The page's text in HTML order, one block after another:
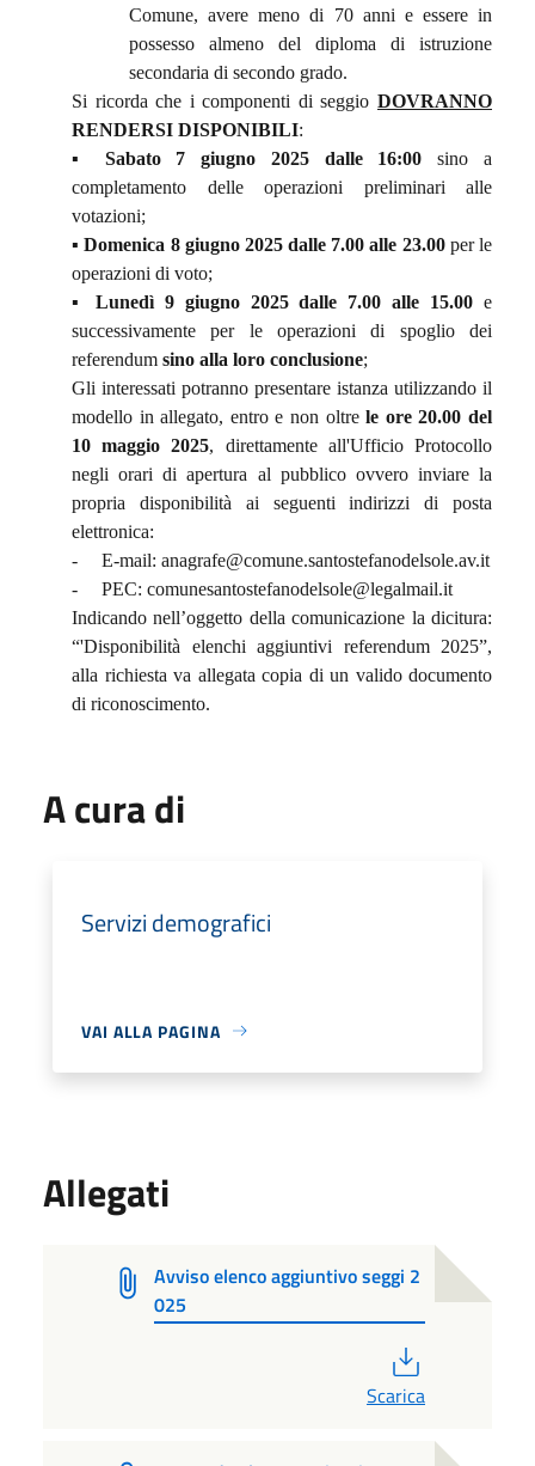
Comune, avere meno di 70 anni e essere in
possesso almeno del diploma di istruzione
secondaria di secondo grado.
Si ricorda che i componenti di seggio DOVRANNO
RENDERSI DISPONIBILI:
▪ Sabato 7 giugno 2025 dalle 16:00 sino a
completamento delle operazioni preliminari alle
votazioni;
▪Domenica 8 giugno 2025 dalle 7.00 alle 23.00per le
operazioni di voto;
▪ Lunedì 9 giugno 2025 dalle 7.00 alle 15.00e
successivamente per le operazioni di spoglio dei
referendum sino alla loro conclusione;
Gli interessati potranno presentare istanza utilizzando il
modello in allegato, entro e non oltrele ore 20.00 del
10 maggio 2025, direttamente all'Ufficio Protocollo
negli orari di apertura al pubblico ovvero inviare la
propria disponibilità ai seguenti indirizzi di posta
elettronica:
-
E-mail: anagrafe@comune.santostefanodelsole.av.it
-
PEC: comunesantostefanodelsole@legalmail.it
Indicando nell’oggetto della comunicazione la dicitura:
“'Disponibilità elenchi aggiuntivi referendum 2025”,
alla richiesta va allegata copia di un valido documento
di riconoscimento.
A cura di
Servizi demografici
VAI ALLA PAGINA
Allegati
Avviso elenco aggiuntivo seggi 2
025
Scarica